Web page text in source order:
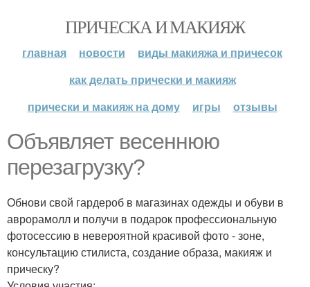
ПРИЧЕСКА И МАКИЯЖ
главная новости
виды макияжа и причесок
как делать прически и макияж
прически и макияж на дому
игры отзывы
Объявляет весеннюю
перезагрузку?
Обнови свой гардероб в магазинах одежды и обуви в
аврорамолл и получи в подарок профессиональную
фотосессию в невероятной красивой фото - зоне,
консультацию стилиста, создание образа, макияж и
прическу?